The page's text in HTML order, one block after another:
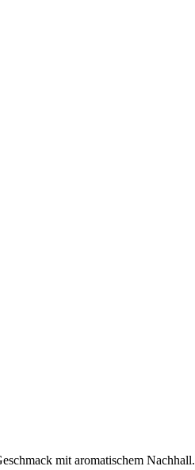
mit aromatischem Nachhall.